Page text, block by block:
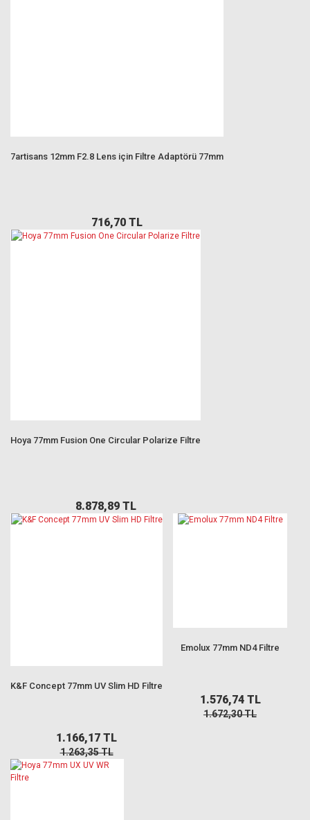
7artisans 12mm F2.8 Lens için Filtre Adaptörü 77mm
716,70 TL
Hoya 77mm Fusion One Circular Polarize Filtre
8.878,89 TL
K&F Concept 77mm UV Slim HD Filtre
1.166,17 TL
1.263,35 TL
Emolux 77mm ND4 Filtre
1.576,74 TL
1.672,30 TL